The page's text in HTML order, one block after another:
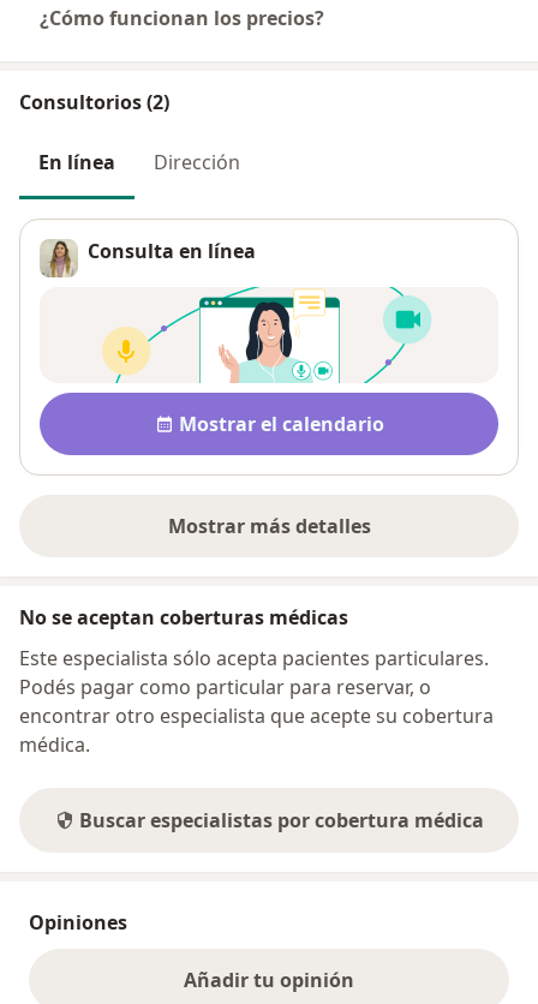
¿Cómo funcionan los precios?
Consultorios (2)
En línea Dirección
Consulta en línea
Disponibilidad
Mostrar el calendario
Mostrar más detalles
sobre la dirección
No se aceptan coberturas médicas
Este especialista sólo acepta pacientes particulares.
Podés pagar como particular para reservar, o
encontrar otro especialista que acepte su cobertura
médica.
Buscar especialistas por cobertura médica
Opiniones
Añadir tu opinión